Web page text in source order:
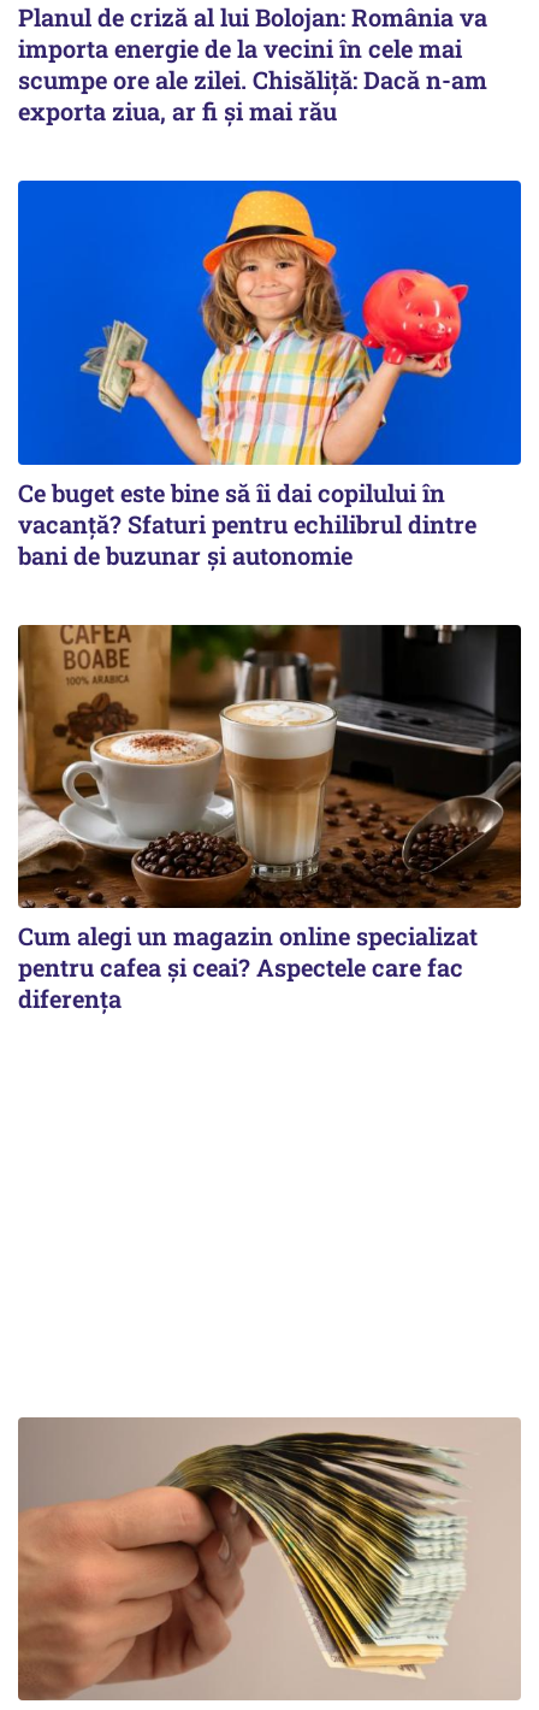
Planul de criză al lui Bolojan: România va
importa energie de la vecini în cele mai
scumpe ore ale zilei. Chisăliță: Dacă n-am
exporta ziua, ar fi și mai rău
Ce buget este bine să îi dai copilului în
vacanță? Sfaturi pentru echilibrul dintre
bani de buzunar și autonomie
Cum alegi un magazin online specializat
pentru cafea și ceai? Aspectele care fac
diferența